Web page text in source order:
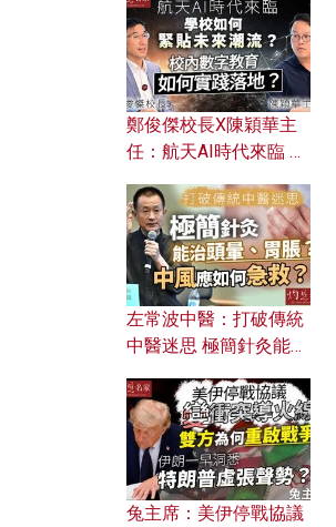
鄭俊傑校長X陳穎華主
任：航天AI時代來臨 學
校內數字教育如何實踐
落地？
左常波中醫：打破傳統
中醫迷思 極簡針灸能治
何急救？
兔主席：美伊停戰協議